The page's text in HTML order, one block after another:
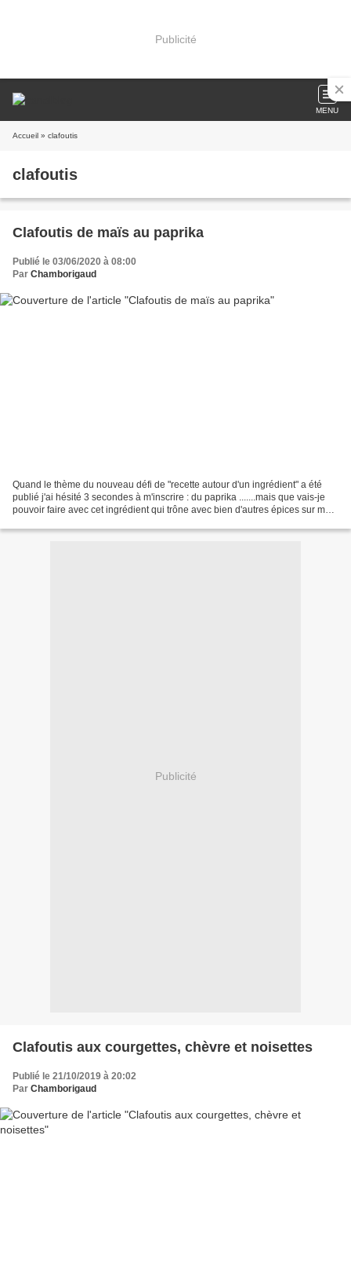
Publicité
MENU
Accueil » clafoutis
clafoutis
Clafoutis de maïs au paprika
Publié le 03/06/2020 à 08:00
Par Chamborigaud
Quand le thème du nouveau défi de "recette autour d'un ingrédient" a été
publié j'ai hésité 3 secondes à m'inscrire : du paprika .......mais que vais-je
pouvoir faire avec cet ingrédient qui trône avec bien d'autres épices sur mon
Publicité
Clafoutis aux courgettes, chèvre et noisettes
Publié le 21/10/2019 à 20:02
Par Chamborigaud